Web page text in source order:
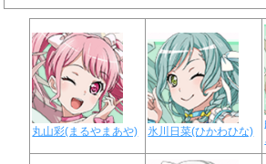
丸山彩(まるやまあや) 氷川日菜(ひかわひな)